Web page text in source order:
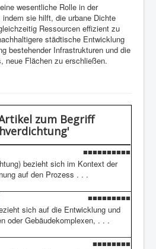
wesentliche Rolle in der
sie hilft, die urbane Dichte
Ressourcen effizient zu
städtische Entwicklung
bestehender Infrastrukturen und die
neue Flächen zu erschließen.
zum Begriff
■■■■■■■■■■
bezieht sich im Kontext der
auf den Prozess . . .
■■■■■■■■■
sich auf die Entwicklung und
oder Gebäudekomplexen, . . .
■■■■■■■■